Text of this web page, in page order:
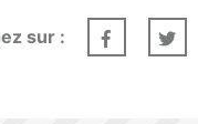
sur :